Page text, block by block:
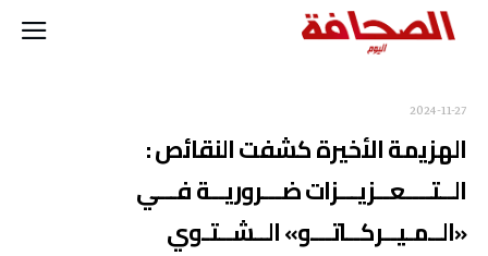
2024-11-27
الهزيمة الأخيرة كشفت النقائص :
الــتــــعــزيـــزات ضـــروريــة فـــي
«الــمـيــركــاتـــو» الــشــتـوي